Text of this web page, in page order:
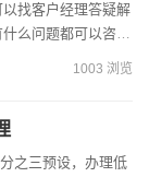
找客户经理答疑解
么问题都可以咨询
道，开户...
1003 浏览